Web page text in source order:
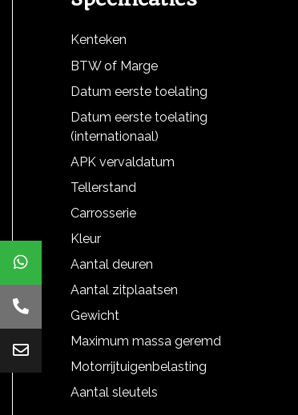
Kenteken
BTW of Marge
Datum eerste toelating
Datum eerste toelating
(internationaal)
APK vervaldatum
Tellerstand
Carrosserie
Kleur
Aantal deuren
Aantal zitplaatsen
Gewicht
Maximum massa geremd
Motorrijtuigenbelasting
Aantal sleutels